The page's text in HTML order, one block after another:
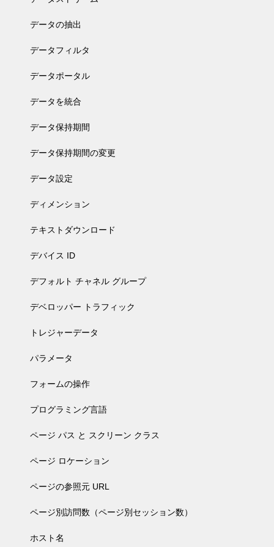
データの抽出
データフィルタ
データポータル
データを統合
データ保持期間
データ保持期間の変更
データ設定
ディメンション
テキストダウンロード
デバイス ID
デフォルト チャネル グループ
デベロッパー トラフィック
トレジャーデータ
パラメータ
フォームの操作
プログラミング言語
ページ パス と スクリーン クラス
ページ ロケーション
ページの参照元 URL
ページ別訪問数（ページ別セッション数）
ホスト名